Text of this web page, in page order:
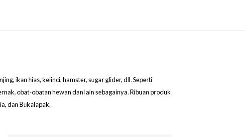
ikan hias, kelinci, hamster, sugar glider, dll. Seperti
obat-obatan hewan dan lain sebagainya. Ribuan produk
dan Bukalapak.